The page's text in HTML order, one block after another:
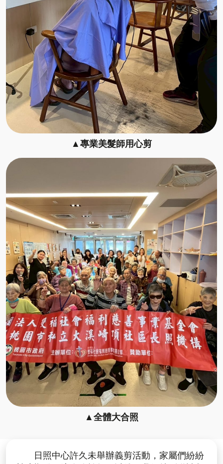
▲專業美髮師用心剪
▲全體大合照
日照中心許久未舉辦義剪活動，家屬們紛紛